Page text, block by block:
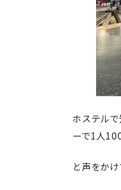
ホステル
ーで1人
と声をか